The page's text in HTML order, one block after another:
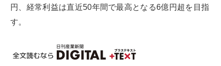
円、経常利益は直近50年間で最高となる6億円超を目指
す。